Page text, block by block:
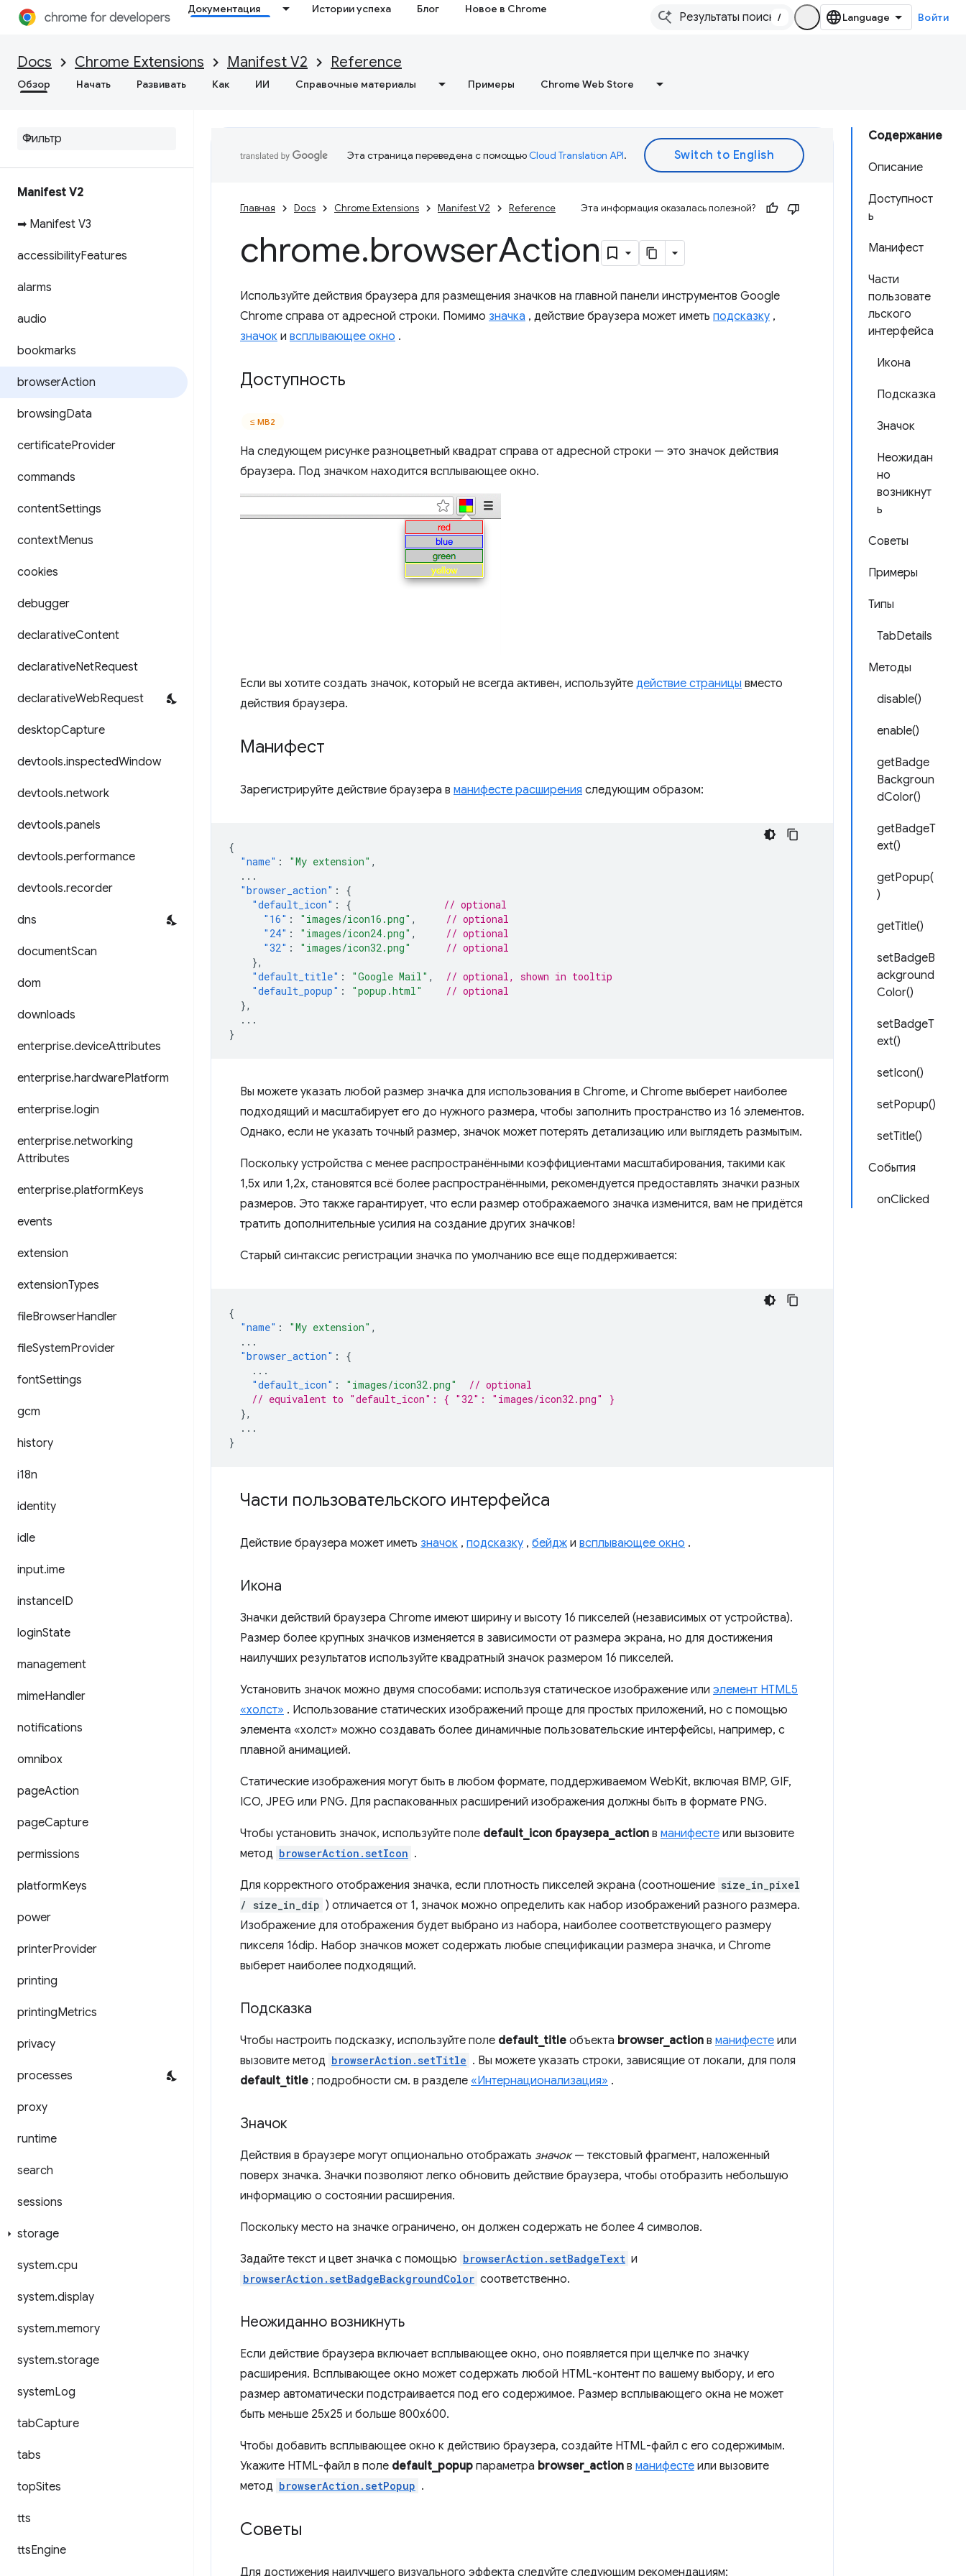
Документация Истории успеха Блог Новое в Chrome
/ Войти
Docs Chrome Extensions Manifest V2 Reference
Обзор Начать Развивать Как ИИ Справочные материалы Примеры Chrome Web Store
Manifest V2
➡ Manifest V3
accessibilityFeatures
alarms
audio
bookmarks
browserAction
browsingData
certificateProvider
commands
contentSettings
contextMenus
cookies
debugger
declarativeContent
declarativeNetRequest
declarativeWebRequest
desktopCapture
devtools.inspectedWindow
devtools.network
devtools.panels
devtools.performance
devtools.recorder
dns
documentScan
dom
downloads
enterprise.deviceAttributes
enterprise.hardwarePlatform
enterprise.login
enterprise.networking
Attributes
enterprise.platformKeys
events
extension
extensionTypes
fileBrowserHandler
fileSystemProvider
fontSettings
gcm
history
i18n
identity
idle
input.ime
instanceID
loginState
management
mimeHandler
notifications
omnibox
pageAction
pageCapture
permissions
platformKeys
power
printerProvider
printing
printingMetrics
privacy
processes
proxy
runtime
search
sessions
storage
system.cpu
system.display
system.memory
system.storage
systemLog
tabCapture
tabs
topSites
tts
ttsEngine
Содержание
Описание
Доступност
ь
Манифест
Части
пользовате
льского
интерфейса
Икона
Подсказка
Значок
Неожидан
но
возникнут
ь
Советы
Примеры
Типы
TabDetails
Методы
disable()
enable()
getBadge
Backgroun
dColor()
getBadgeT
ext()
getPopup(
)
getTitle()
setBadgeB
ackground
Color()
setBadgeT
ext()
setIcon()
setPopup()
setTitle()
События
onClicked
Эта страница переведена с помощьюCloud Translation API.
Главная Docs Chrome Extensions Manifest V2 Reference Эта информация оказалась полезной?
chrome.browserAction
Используйте действия браузера для размещения значков на главной панели инструментов Google
Chrome справа от адресной строки. Помимо значка , действие браузера может иметь подсказку ,
значок и всплывающее окно .
Доступность
≤ МВ2
На следующем рисунке разноцветный квадрат справа от адресной строки — это значок действия
браузера. Под значком находится всплывающее окно.
Если вы хотите создать значок, который не всегда активен, используйте действие страницы вместо
действия браузера.
Манифест
Зарегистрируйте действие браузера в манифесте расширения следующим образом:
{
"name" : "My extension" ,
...
"browser_action" :
{
"default_icon" : {
// optional
"16" : "images/icon16.png" ,
// optional
"24" : "images/icon24.png" ,
// optional
"32" : "images/icon32.png"
// optional
},
"default_title" : "Google Mail" ,
// optional, shown in tooltip
"default_popup" : "popup.html"
// optional
},
...
}
Вы можете указать любой размер значка для использования в Chrome, и Chrome выберет наиболее
подходящий и масштабирует его до нужного размера, чтобы заполнить пространство из 16 элементов.
Однако, если не указать точный размер, значок может потерять детализацию или выглядеть размытым.
Поскольку устройства с менее распространёнными коэффициентами масштабирования, такими как
1,5x или 1,2x, становятся всё более распространёнными, рекомендуется предоставлять значки разных
размеров. Это также гарантирует, что если размер отображаемого значка изменится, вам не придётся
тратить дополнительные усилия на создание других значков!
Старый синтаксис регистрации значка по умолчанию все еще поддерживается:
{
"name" : "My extension" ,
...
"browser_action" :
{
...
"default_icon" : "images/icon32.png"
// optional
// equivalent to "default_icon": { "32": "images/icon32.png" }
},
...
}
Части пользовательского интерфейса
Действие браузера может иметь значок , подсказку , бейдж и всплывающее окно .
Икона
Значки действий браузера Chrome имеют ширину и высоту 16 пикселей (независимых от устройства).
Размер более крупных значков изменяется в зависимости от размера экрана, но для достижения
наилучших результатов используйте квадратный значок размером 16 пикселей.
Установить значок можно двумя способами: используя статическое изображение или элемент HTML5
«холст» . Использование статических изображений проще для простых приложений, но с помощью
элемента «холст» можно создавать более динамичные пользовательские интерфейсы, например, с
плавной анимацией.
Статические изображения могут быть в любом формате, поддерживаемом WebKit, включая BMP, GIF,
ICO, JPEG или PNG. Для распакованных расширений изображения должны быть в формате PNG.
Чтобы установить значок, используйте поле default_icon браузера_action в манифесте или вызовите
метод browserAction.setIcon .
Для корректного отображения значка, если плотность пикселей экрана (соотношение size_in_pixel
/ size_in_dip ) отличается от 1, значок можно определить как набор изображений разного размера.
Изображение для отображения будет выбрано из набора, наиболее соответствующего размеру
пикселя 16dip. Набор значков может содержать любые спецификации размера значка, и Chrome
выберет наиболее подходящий.
Подсказка
Чтобы настроить подсказку, используйте поле default_title объекта browser_action в манифесте или
вызовите метод browserAction.setTitle . Вы можете указать строки, зависящие от локали, для поля
default_title ; подробности см. в разделе «Интернационализация» .
Значок
Действия в браузере могут опционально отображать значок— текстовый фрагмент, наложенный
поверх значка. Значки позволяют легко обновить действие браузера, чтобы отобразить небольшую
информацию о состоянии расширения.
Поскольку место на значке ограничено, он должен содержать не более 4 символов.
Задайте текст и цвет значка с помощью browserAction.setBadgeText и
browserAction.setBadgeBackgroundColor соответственно.
Неожиданно возникнуть
Если действие браузера включает всплывающее окно, оно появляется при щелчке по значку
расширения. Всплывающее окно может содержать любой HTML-контент по вашему выбору, и его
размер автоматически подстраивается под его содержимое. Размер всплывающего окна не может
быть меньше 25x25 и больше 800x600.
Чтобы добавить всплывающее окно к действию браузера, создайте HTML-файл с его содержимым.
Укажите HTML-файл в поле default_popup параметра browser_action в манифесте или вызовите
метод browserAction.setPopup .
Советы
Для достижения наилучшего визуального эффекта следуйте следующим рекомендациям: